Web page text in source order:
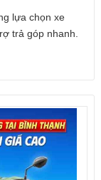
lựa chọn xe
trả góp nhanh.